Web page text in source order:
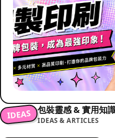
IDEAS 包裝靈感 & 實用知
IDEAS & ARTICLES